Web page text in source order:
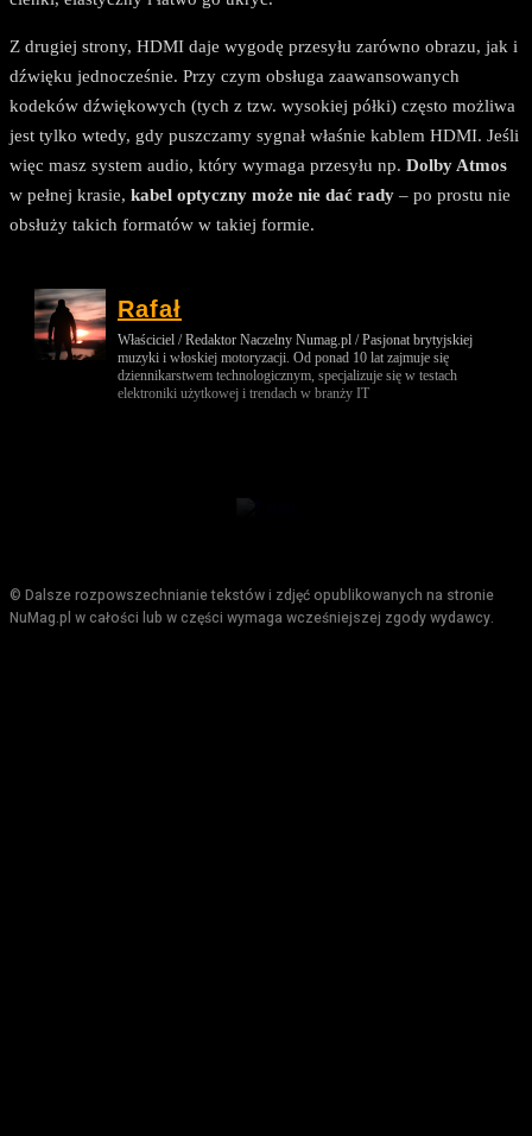
Z drugiej strony, HDMI daje wygodę przesyłu zarówno obrazu, jak i
dźwięku jednocześnie. Przy czym obsługa zaawansowanych
kodeków dźwiękowych (tych z tzw. wysokiej półki) często możliwa
jest tylko wtedy, gdy puszczamy sygnał właśnie kablem HDMI. Jeśli
więc masz system audio, który wymaga przesyłu np. Dolby Atmos
w pełnej krasie, kabel optyczny może nie dać rady – po prostu nie
obsłuży takich formatów w takiej formie.
Rafał
Właściciel / Redaktor Naczelny Numag.pl / Pasjonat brytyjskiej
muzyki i włoskiej motoryzacji. Od ponad 10 lat zajmuje się
dziennikarstwem technologicznym, specjalizuje się w testach
elektroniki użytkowej i trendach w branży IT
© Dalsze rozpowszechnianie tekstów i zdjęć opublikowanych na stronie
NuMag.pl w całości lub w części wymaga wcześniejszej zgody wydawcy.